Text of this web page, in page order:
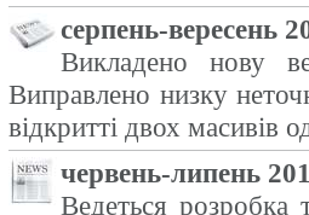
серпень-вересень
Викладено нову
Виправлено низку
відкритті двох масивів
червень-липень
Ведеться